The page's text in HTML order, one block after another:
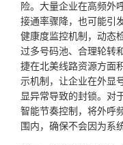
险。大量企业在高频外
接通率骤降，也可能引
健康度监控机制，动态
过多号码池、合理轮转
捷在北美线路资源方面
示机制，让企业在外显
显异常导致的封锁。对
智能节奏控制，将外呼
围内，确保不会因为系